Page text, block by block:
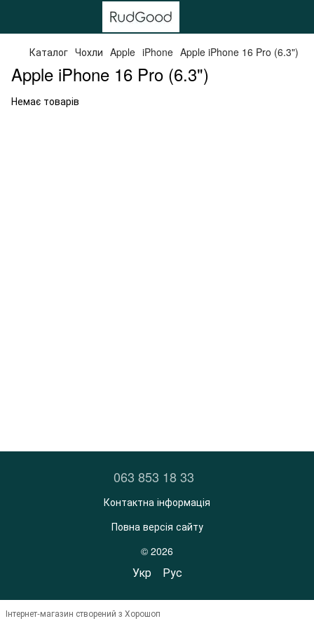
Каталог Чохли Apple iPhone Apple iPhone 16 Pro (6.3")
Apple iPhone 16 Pro (6.3")
Немає товарів
063 853 18 33
Контактна інформація
Повна версія сайту
© 2026
Укр Рус
Інтернет-магазин створений з Хорошоп